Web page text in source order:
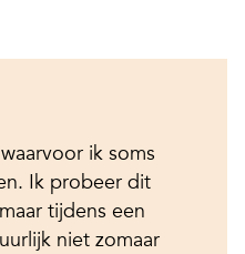
ik soms
Ik probeer dit
tijdens een
niet zomaar